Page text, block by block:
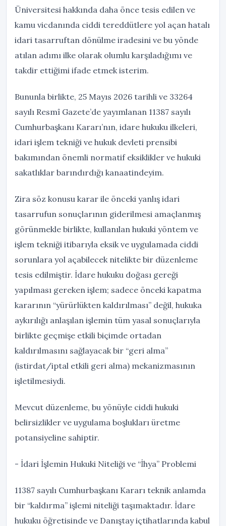
Üniversitesi hakkında daha önce tesis edilen ve
kamu vicdanında ciddi tereddütlere yol açan hatalı
idari tasarruftan dönülme iradesini ve bu yönde
atılan adımı ilke olarak olumlu karşıladığımı ve
takdir ettiğimi ifade etmek isterim.
Bununla birlikte, 25 Mayıs 2026 tarihli ve 33264
sayılı Resmî Gazete’de yayımlanan 11387 sayılı
Cumhurbaşkanı Kararı’nın, idare hukuku ilkeleri,
idari işlem tekniği ve hukuk devleti prensibi
bakımından önemli normatif eksiklikler ve hukuki
sakatlıklar barındırdığı kanaatindeyim.
Zira söz konusu karar ile önceki yanlış idari
tasarrufun sonuçlarının giderilmesi amaçlanmış
görünmekle birlikte, kullanılan hukuki yöntem ve
işlem tekniği itibarıyla eksik ve uygulamada ciddi
sorunlara yol açabilecek nitelikte bir düzenleme
tesis edilmiştir. İdare hukuku doğası gereği
yapılması gereken işlem; sadece önceki kapatma
kararının “yürürlükten kaldırılması” değil, hukuka
aykırılığı anlaşılan işlemin tüm yasal sonuçlarıyla
birlikte geçmişe etkili biçimde ortadan
kaldırılmasını sağlayacak bir “geri alma”
(istirdat/iptal etkili geri alma) mekanizmasının
işletilmesiydi.
Mevcut düzenleme, bu yönüyle ciddi hukuki
belirsizlikler ve uygulama boşlukları üretme
potansiyeline sahiptir.
- İdari İşlemin Hukuki Niteliği ve “İhya” Problemi
11387 sayılı Cumhurbaşkanı Kararı teknik anlamda
bir “kaldırma” işlemi niteliği taşımaktadır. İdare
hukuku öğretisinde ve Danıştay içtihatlarında kabul